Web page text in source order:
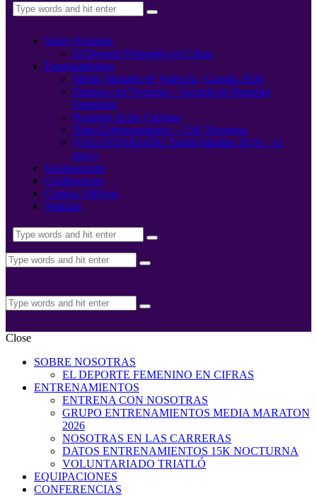
Sobre Nosotras
El Deporte Femenino en Cifras
Entrenamientos
Medio Maratón de Valencia / Gandía 2026
Entrena con Nosotras – Escuela de Running
Femenino
Nosotras en las Carreras
Datos Entrenamientos – 15K Nocturna
VOLUNTARIADO Triatló Maritim 2019 – 11
mayo
Equipaciones
Conferencias
Carrera 10kFem
Noticias
Close
SOBRE NOSOTRAS
EL DEPORTE FEMENINO EN CIFRAS
ENTRENAMIENTOS
ENTRENA CON NOSOTRAS
GRUPO ENTRENAMIENTOS MEDIA MARATON
2026
NOSOTRAS EN LAS CARRERAS
DATOS ENTRENAMIENTOS 15K NOCTURNA
VOLUNTARIADO TRIATLÓ
EQUIPACIONES
CONFERENCIAS